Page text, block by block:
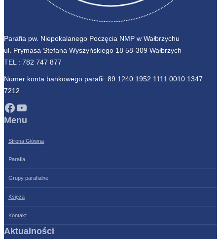
Parafia pw. Niepokalanego Poczęcia NMP w Wałbrzychu
ul. Prymasa Stefana Wyszyńskiego 18 58-309 Wałbrzych
TEL : 782 747 877
Numer konta bankowego parafii: 89 1240 1952 1111 0010 1347
7212
Facebook YouTube
Menu
Strona Główna
Parafia
Grupy parafialne
Księża
Kontakt
Aktualności